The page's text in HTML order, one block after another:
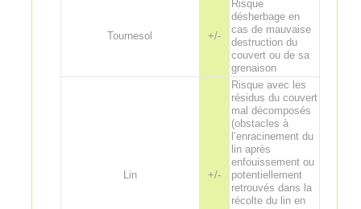
Tournesol +/-
Risque
désherbage en
cas de mauvaise
destruction du
couvert ou de sa
grenaison
Lin +/-
Risque avec les
résidus du couvert
mal décomposés
(obstacles à
l’enracinement du
lin après
enfouissement ou
potentiellement
retrouvés dans la
récolte du lin en